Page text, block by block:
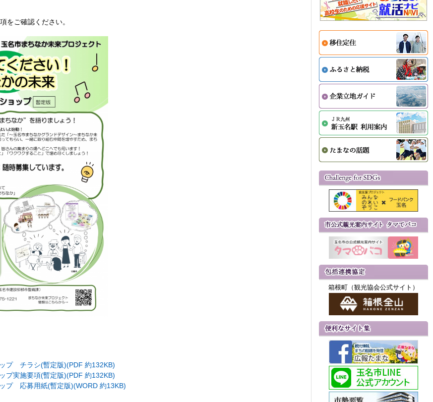
をご確認ください。
プ チラシ(暫定版)(PDF 約132KB)
プ実施要項(暫定版)(PDF 約132KB)
プ 応募用紙(暫定版)(WORD 約13KB)
箱根町（観光協会公式サイト）